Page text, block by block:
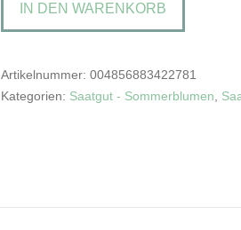
Improved
Menge
IN DEN WARENKORB
Artikelnummer: 004856883422781
Kategorien: Saatgut - Sommerblumen